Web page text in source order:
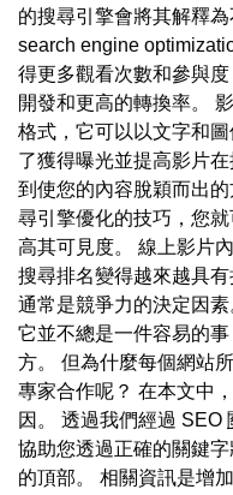
的搜尋引擎會將其解釋
search engine
得更多觀看次數和參與
開發和更高的轉換率。
格式，它可以以文字和
了獲得曝光並提高影片
到使您的內容脫穎而出
尋引擎優化的技巧，您
高其可見度。 線上影片
搜尋排名變得越來越具
通常是競爭力的決定因
它並不總是一件容易的
方。 但為什麼每個網站
專家合作呢？ 在本文中
因。 透過我們經過 SEO
協助您透過正確的關鍵
的頂部。 相關資訊是增